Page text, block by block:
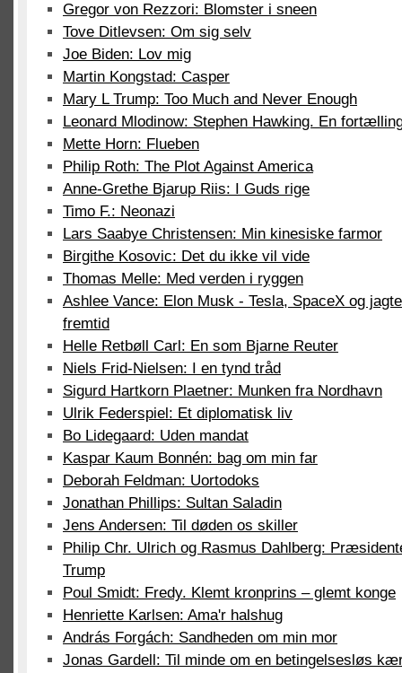
Gregor von Rezzori: Blomster i sneen
Tove Ditlevsen: Om sig selv
Joe Biden: Lov mig
Martin Kongstad: Casper
Mary L Trump: Too Much and Never Enough
Leonard Mlodinow: Stephen Hawking. En
Mette Horn: Flueben
Philip Roth: The Plot Against America
Anne-Grethe Bjarup Riis: I Guds rige
Timo F.: Neonazi
Lars Saabye Christensen: Min kinesiske farmor
Birgithe Kosovic: Det du ikke vil vide
Thomas Melle: Med verden i ryggen
Ashlee Vance: Elon Musk - Tesla, SpaceX og
fremtid
Helle Retbøll Carl: En som Bjarne Reuter
Niels Frid-Nielsen: I en tynd tråd
Sigurd Hartkorn Plaetner: Munken fra Nordhavn
Ulrik Federspiel: Et diplomatisk liv
Bo Lidegaard: Uden mandat
Kaspar Kaum Bonnén: bag om min far
Deborah Feldman: Uortodoks
Jonathan Phillips: Sultan Saladin
Jens Andersen: Til døden os skiller
Philip Chr. Ulrich og Rasmus Dahlberg:
Trump
Poul Smidt: Fredy. Klemt kronprins – glemt konge
Henriette Karlsen: Ama'r halshug
András Forgách: Sandheden om min mor
Jonas Gardell: Til minde om en betingelsesløs